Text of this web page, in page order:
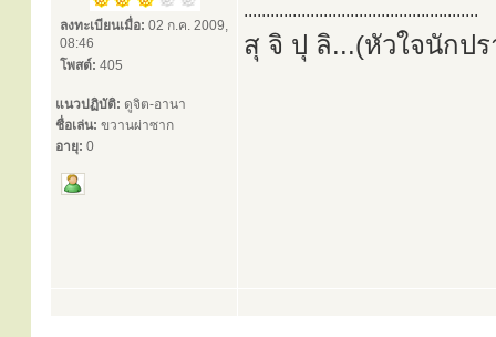
ลงทะเบียนเมื่อ: 02 ก.ค. 2009,
08:46
โพสต์: 405
แนวปฏิบัติ: ดูจิต-อานา
ชื่อเล่น: ขวานผ่าซาก
อายุ: 0
.....................................................
สุ จิ ปุ ลิ...(หัวใจนักป